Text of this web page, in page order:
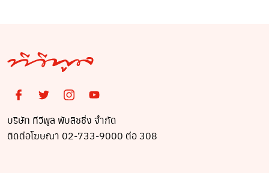
บริษัท ทีวีพูล พับลิชชิ่ง จำกัด
ติดต่อโฆษณา 02-733-9000 ต่อ 308